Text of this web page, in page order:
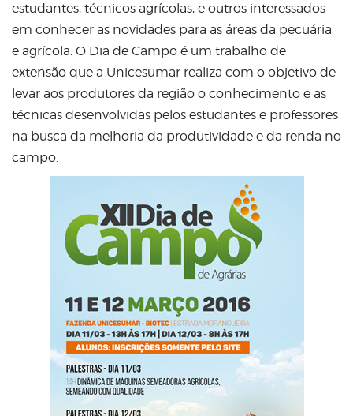
estudantes, técnicos agrícolas, e outros interessados
em conhecer as novidades para as áreas da pecuária
e agrícola. O Dia de Campo é um trabalho de
extensão que a Unicesumar realiza com o objetivo de
levar aos produtores da região o conhecimento e as
técnicas desenvolvidas pelos estudantes e professores
na busca da melhoria da produtividade e da renda no
campo.